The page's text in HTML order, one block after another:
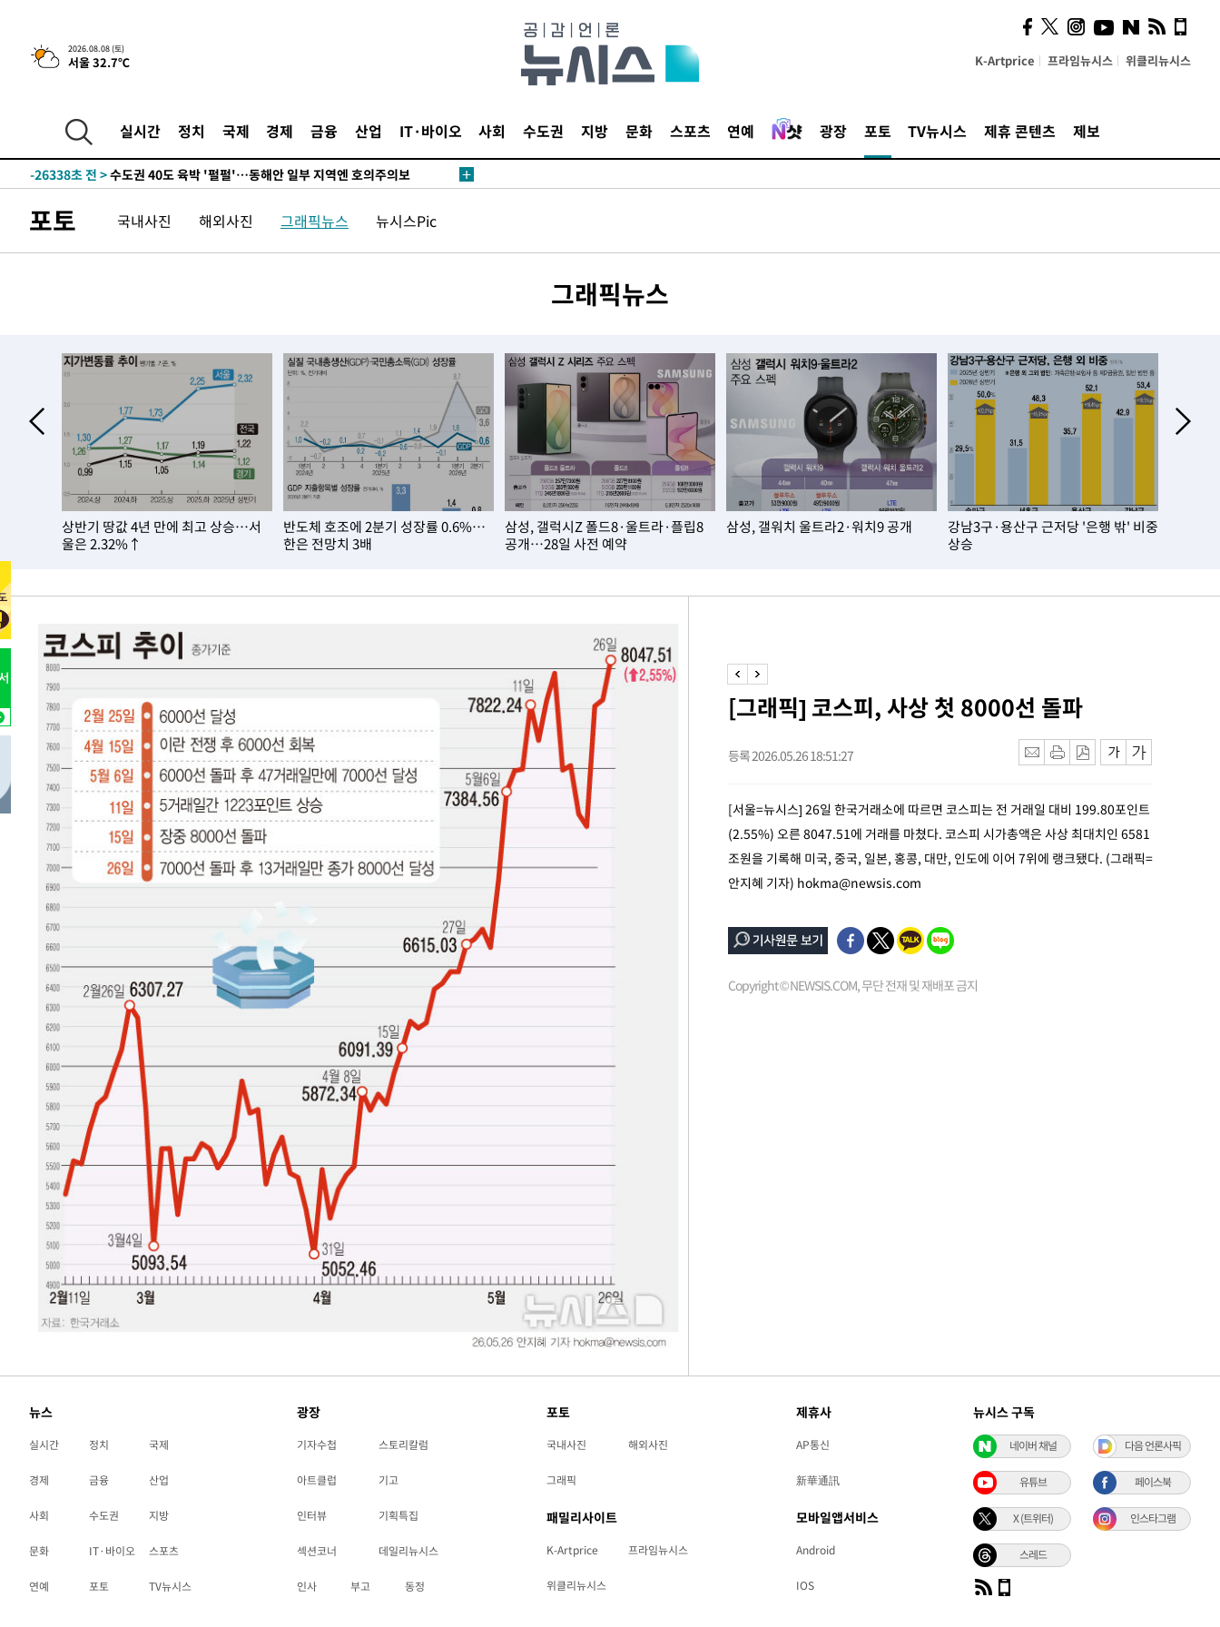
2026.08.08 (토)
서울 32.7℃ K-Artprice 프라임뉴시스 위클리뉴시스
실시간 정치 국제 경제 금융 산업 IT·바이오 사회 수도권 지방 문화 스포츠 연예 광장 포토 TV뉴시스 제휴 콘텐츠 제보
4시간 전 >[속보]뉴욕증시 상승 마감…S&P 0.6% 나스닥 1.3%↑
-26556초 전 >
[속보]이강인 "감독님이 원하는 마음 느꼈고, 많은 트로피 원해 아
틀레티코 이적"
-26338초 전 >
-25307초 전 >온열질환 사망자 3명 늘어…누적 환자 3000명 돌파
-15359초 전 >
백운산서 80년근 천종산삼 9뿌리 발견…감정가 1.3억원
-13069초 전 >선재도서 해루질 나섰다 실종 60대, 닷새 만에 숨진 채 발견
주 날씨]
-3224초 전 >축구협회 "압수수색·성접대 논란 사과…쇄신의 기회로 삼겠다"
-1741초 전 >
[속보]'압수수색·성접대 논란' 축구협회 "실망과 걱정 안겨드려 죄
2시간 전 >
'최고 37도' 폭염 지속…강원동해안 최대 150㎜ 비
4시간 전 >[속보]뉴욕증시 상승 마감…S&P 0.6% 나스닥 1.3%↑
-27286초 전 >낮 최고 35도 '무더위'…동해안 시간당 30㎜ '강한 비'[내일날씨]
-26556초 전 >
[속보]이강인 "감독님이 원하는 마음 느꼈고, 많은 트로피 원해 아
틀레티코 이적"
-26338초 전 >
수도권 40도 육박 '펄펄'…동해안 일부 지역엔 호의주의보
-25307초 전 >온열질환 사망자 3명 늘어…누적 환자 3000명 돌파
강릉에 시간당 81.4㎜ 물폭탄…도로 잠기고 담벼락 붕괴
-10603초 전 >남자 농구, 나고야 아시안게임서 '홈팀' 일본과 한일전
-9979초 전 >여수 오동도 해상서 모터보트 전복…1명 사망·1명 실종
-6206초 전 >
주 날씨]
-3224초 전 >축구협회 "압수수색·성접대 논란 사과…쇄신의 기회로 삼겠다"
-1741초 전 >[속보]'압수수색·성접대 논란' 축구협회 "실망과 걱정 안겨드려 죄
송"
2시간 전 > '최고 37도' 폭염 지속…강원동해안 최대 150㎜ 비
4시간 전 >
[속보]뉴욕증시 상승 마감…S&P 0.6% 나스닥 1.3%↑
포토 국내사진 해외사진 그래픽뉴스 뉴시스Pic
그래픽뉴스
상반기 땅값 4년 만에 최고 상승…서
울은 2.32%↑
반도체 호조에 2분기 성장률 0.6%…
한은 전망치 3배
삼성, 갤럭시Z 폴드8·울트라·플립8
공개…28일 사전 예약
삼성, 갤워치 울트라2·워치9 공개
강남3구·용산구 근저당 '은행 밖' 비중
상승
[그래픽] 코스피, 사상 첫 8000선 돌파
등록 2026.05.26 18:51:27
[서울=뉴시스] 26일 한국거래소에 따르면 코스피는 전 거래일 대비 199.80포인트
(2.55%) 오른 8047.51에 거래를 마쳤다. 코스피 시가총액은 사상 최대치인 6581
조원을 기록해 미국, 중국, 일본, 홍콩, 대만, 인도에 이어 7위에 랭크됐다. (그래픽=
안지혜 기자) hokma@newsis.com
Copyright © NEWSIS.COM, 무단 전재 및 재배포 금지
뉴스
실시간 정치 국제
경제 금융 산업
사회 수도권 지방
문화 IT·바이오 스포츠
연예 포토 TV뉴시스
광장
기자수첩 스토리칼럼
아트클럽 기고
인터뷰 기획특집
섹션코너 데일리뉴시스
인사 부고 동정
포토
국내사진 해외사진
그래픽
패밀리사이트
K-Artprice 프라임뉴시스
위클리뉴시스
제휴사
AP통신
新華通訊
모바일앱서비스
Android
IOS
뉴시스 구독
네이버 채널 다음 언론사픽
유튜브 페이스북
X (트위터) 인스타그램
스레드